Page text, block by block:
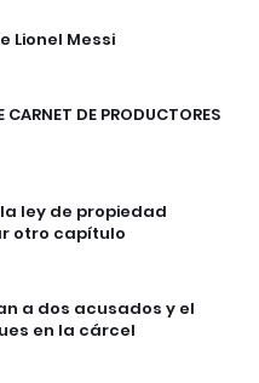
Lionel Messi
DE PRODUCTORES
ley de propiedad
otro capítulo
a dos acusados y el
en la cárcel